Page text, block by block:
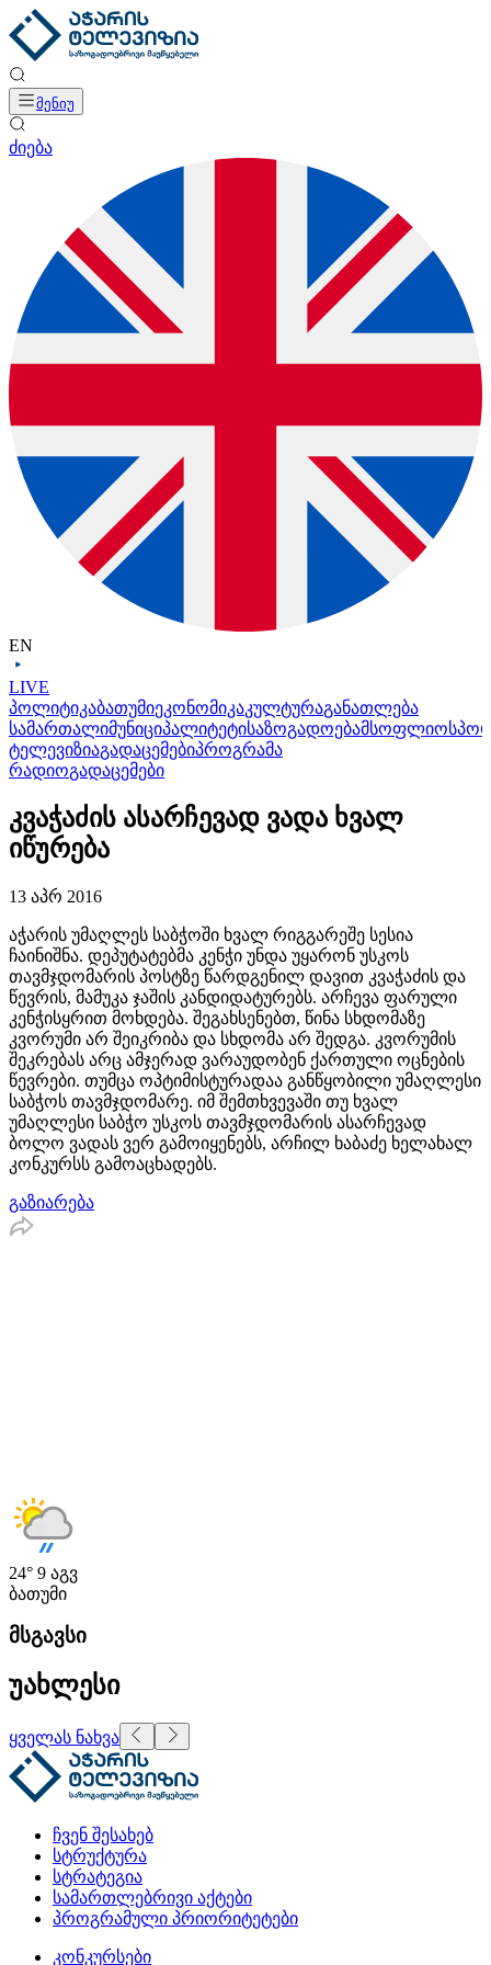
მენიუ
ძიება
EN
LIVE
პოლიტიკაბათუმიეკონომიკაკულტურაგანათლება
სამართალიმუნიციპალიტეტისაზოგადოებამსოფლიო
ტელევიზიაგადაცემებიპროგრამა
რადიოგადაცემები
კვაჭაძის ასარჩევად ვადა ხვალ
იწურება
13 აპრ 2016
აჭარის უმაღლეს საბჭოში ხვალ რიგგარეშე სესია
ჩაინიშნა. დეპუტატებმა კენჭი უნდა უყარონ უსკოს
თავმჯდომარის პოსტზე წარდგენილ დავით კვაჭაძის და
წევრის, მამუკა ჯაშის კანდიდატურებს. არჩევა ფარული
კენჭისყრით მოხდება. შეგახსენებთ, წინა სხდომაზე
კვორუმი არ შეიკრიბა და სხდომა არ შედგა. კვორუმის
შეკრებას არც ამჯერად ვარაუდობენ ქართული ოცნების
წევრები. თუმცა ოპტიმისტურადაა განწყობილი უმაღლესი
საბჭოს თავმჯდომარე. იმ შემთხვევაში თუ ხვალ
უმაღლესი საბჭო უსკოს თავმჯდომარის ასარჩევად
ბოლო ვადას ვერ გამოიყენებს, არჩილ ხაბაძე ხელახალ
კონკურსს გამოაცხადებს.
გაზიარება
24° 9 აგვ
ბათუმი
მსგავსი
უახლესი
ყველას ნახვა
ჩვენ შესახებ
სტრუქტურა
სტრატეგია
სამართლებრივი აქტები
პროგრამული პრიორიტეტები
კონკურსები